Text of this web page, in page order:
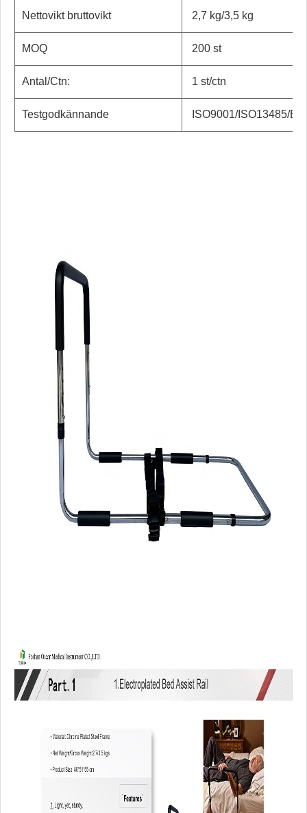
Nettovikt bruttovikt 2,7 kg/3,5 kg
MOQ 200 st
Antal/Ctn: 1 st/ctn
Testgodkännande ISO9001/ISO13485/EC